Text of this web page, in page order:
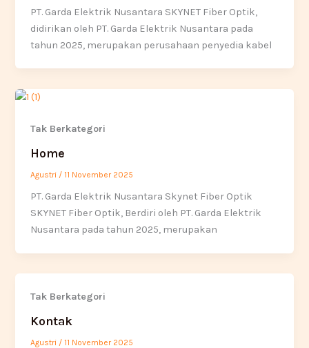
PT. Garda Elektrik Nusantara SKYNET Fiber Optik,
didirikan oleh PT. Garda Elektrik Nusantara pada
tahun 2025, merupakan perusahaan penyedia kabel
Tak Berkategori
Home
Agustri /11 November 2025
PT. Garda Elektrik Nusantara Skynet Fiber Optik
SKYNET Fiber Optik, Berdiri oleh PT. Garda Elektrik
Nusantara pada tahun 2025, merupakan
Tak Berkategori
Kontak
Agustri /11 November 2025